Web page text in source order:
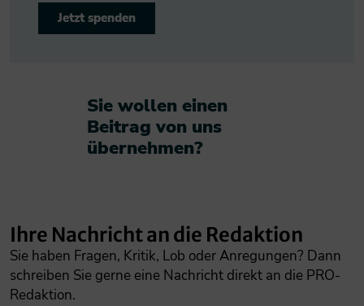
Jetzt spenden
Sie wollen einen
Beitrag von uns
übernehmen?​
Ihre Nachricht an die Redaktion
Sie haben Fragen, Kritik, Lob oder Anregungen? Dann
schreiben Sie gerne eine Nachricht direkt an die PRO-
Redaktion.